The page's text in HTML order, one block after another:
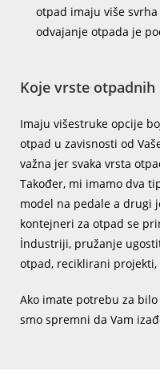
otpad imaju više
odvajanje otpada je
Koje vrste
Imaju višestruke opcije
otpad u zavisnosti od
važna jer svaka vrsta
Također, mi imamo dva
model na pedale a drugi
kontejneri za otpad se
İndustriji, pružanje
otpad, reciklirani
Ako imate potrebu za
smo spremni da Vam